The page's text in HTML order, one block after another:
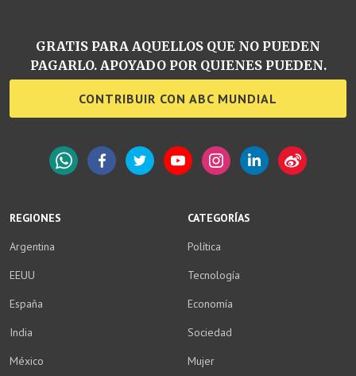
REGIONES
Argentina
EEUU
España
India
México
CATEGORÍAS
Política
Tecnología
Economía
Sociedad
Mujer
GRATIS PARA AQUELLOS QUE NO PUEDEN
PAGARLO. APOYADO POR QUIENES PUEDEN.
CONTRIBUIR CON ABC MUNDIAL